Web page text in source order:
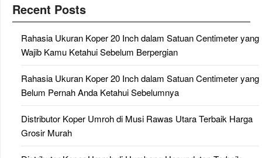
Recent Posts
Rahasia Ukuran Koper 20 Inch dalam Satuan Centimeter yang
Wajib Kamu Ketahui Sebelum Berpergian
Rahasia Ukuran Koper 20 Inch dalam Satuan Centimeter yang
Belum Pernah Anda Ketahui Sebelumnya
Distributor Koper Umroh di Musi Rawas Utara Terbaik Harga
Grosir Murah